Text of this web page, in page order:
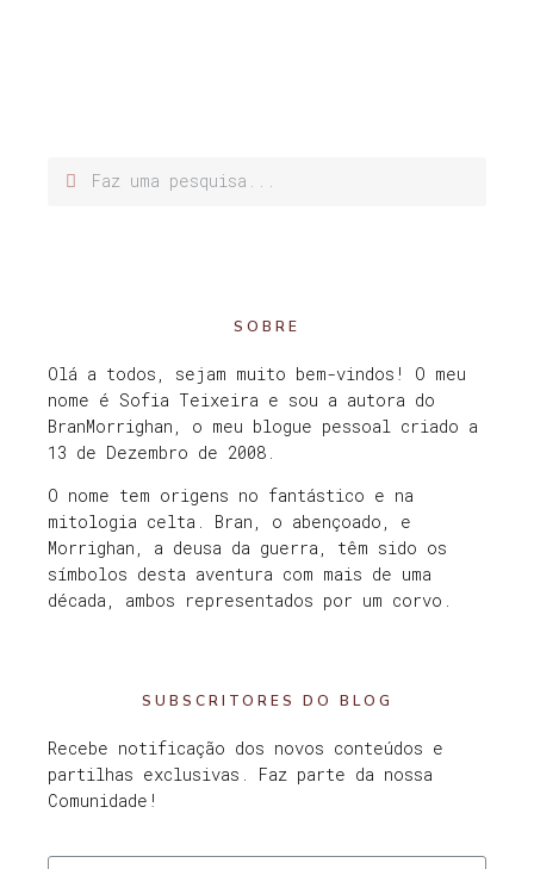
SOBRE
Olá a todos, sejam muito bem-vindos! O meu
nome é Sofia Teixeira e sou a autora do
BranMorrighan, o meu blogue pessoal criado a
13 de Dezembro de 2008.
O nome tem origens no fantástico e na
mitologia celta. Bran, o abençoado, e
Morrighan, a deusa da guerra, têm sido os
símbolos desta aventura com mais de uma
década, ambos representados por um corvo.
SUBSCRITORES DO BLOG
Recebe notificação dos novos conteúdos e
partilhas exclusivas. Faz parte da nossa
Comunidade!